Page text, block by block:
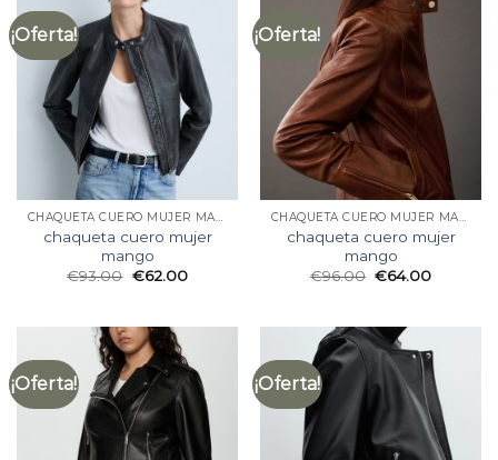
¡Oferta!
CHAQUETA CUERO MUJER MANGO
chaqueta cuero mujer
mango
€93.00 €62.00
¡Oferta!
CHAQUETA CUERO MUJER MANGO
chaqueta cuero mujer
mango
€96.00 €64.00
¡Oferta! ¡Oferta!